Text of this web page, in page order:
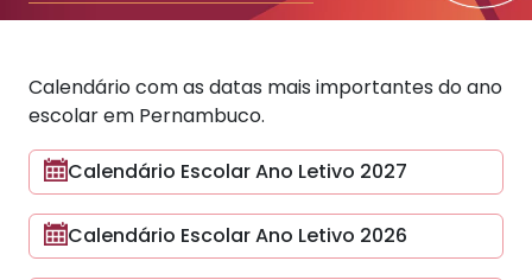
Calendário com as datas mais importantes do ano
escolar em Pernambuco.
Calendário Escolar Ano Letivo 2027
Calendário Escolar Ano Letivo 2026